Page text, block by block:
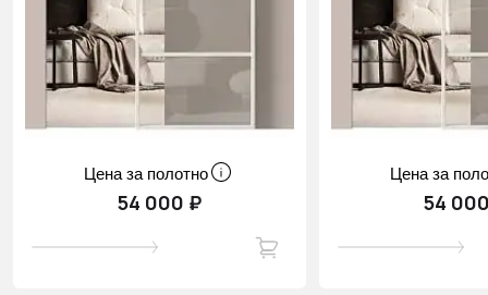
Цена за полотно
54 000 ₽
Цена за
54